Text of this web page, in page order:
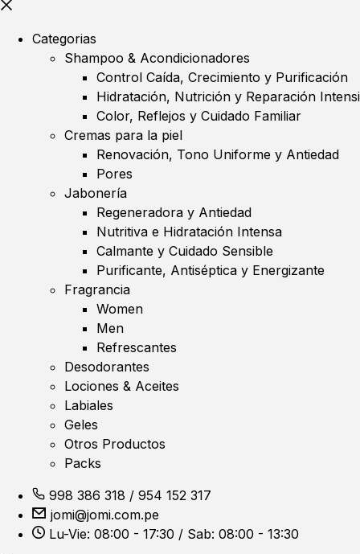
Categorias
Shampoo & Acondicionadores
Control Caída, Crecimiento y Purificación
Hidratación, Nutrición y Reparación
Color, Reflejos y Cuidado Familiar
Cremas para la piel
Renovación, Tono Uniforme y Antiedad
Pores
Jabonería
Regeneradora y Antiedad
Nutritiva e Hidratación Intensa
Calmante y Cuidado Sensible
Purificante, Antiséptica y Energizante
Fragrancia
Women
Men
Refrescantes
Desodorantes
Lociones & Aceites
Labiales
Geles
Otros Productos
Packs
998 386 318 / 954 152 317
jomi@jomi.com.pe
Lu-Vie: 08:00 - 17:30 / Sab: 08:00 - 13:30